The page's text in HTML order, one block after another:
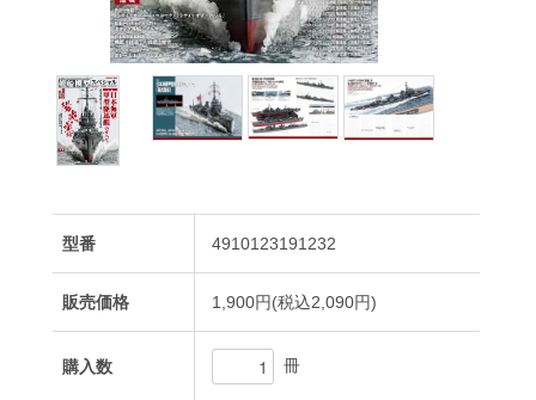
型番 4910123191232
販売価格 1,900円(税込2,090円)
購入数 冊